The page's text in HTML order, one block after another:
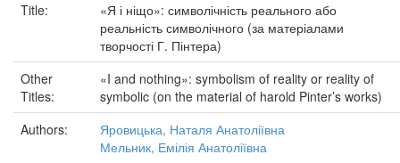
Title:
«Я і ніщо»: символічність реального або
реальність символічного (за матеріалами
творчості Г. Пінтера)
Other
Titles:
«I and nothing»: symbolism of reality or reality of
symbolic (on the material of harold Pinter’s works)
Authors:
Яровицька, Наталя Анатоліївна
Мельник, Емілія Анатоліївна